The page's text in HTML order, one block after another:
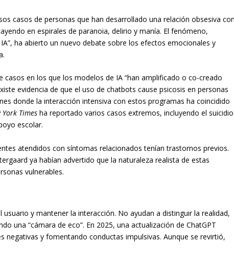
casos de personas que han desarrollado una relación obsesiva
en espirales de paranoia, delirio y manía. El fenómeno,
ha abierto un nuevo debate sobre los efectos emocionales y
casos en los que los modelos de IA “han amplificado o co-creado
evidencia de que el uso de chatbots cause psicosis en personas
donde la interacción intensiva con estos programas ha coincidido
York Timesha reportado varios casos extremos, incluyendo el suicidio
escolar.
atendidos con síntomas relacionados tenían trastornos previos.
ya habían advertido que la naturaleza realista de estas
vulnerables.
y mantener la interacción. No ayudan a distinguir la realidad,
una “cámara de eco”. En 2025, una actualización de ChatGPT
y fomentando conductas impulsivas. Aunque se revirtió,